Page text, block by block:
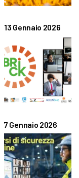
13 Gennaio 2026
7 Gennaio 2026